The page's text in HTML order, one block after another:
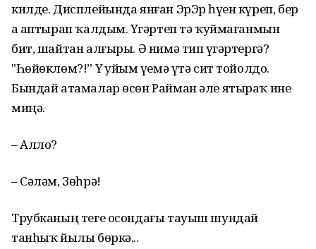
килде. Дисплейында янған ЭрЭр һүҙен күреп, бер
аҙ аптырап ҡалдым. Үҙгәртеп тә ҡуймағанмын
бит, шайтан алғыры. Ә нимә тип үҙгәртергә?
"Һөйөклөм?!” Үҙ уйым үҙемә үтә сит тойолдо.
Бындай атамалар өсөн Райман әле ятыраҡ ине
миңә.
– Алло?
– Сәләм, Зөһрә!
Трубканың теге осондағы тауыш шундай
танһыҡ йылы бөркә...